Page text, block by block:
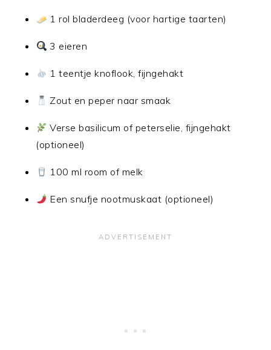
1 rol bladerdeeg (voor hartige taarten)
3 eieren
1 teentje knoflook, fijngehakt
Zout en peper naar smaak
Verse basilicum of peterselie, fijngehakt
(optioneel)
100 ml room of melk
Een snufje nootmuskaat (optioneel)